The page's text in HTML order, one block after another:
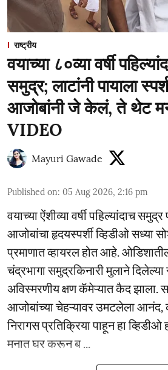
राष्ट्रीय
वयाच्या ८०व्या वर्षी
समुद्र; लाटांनी पायाला
आजोबांनी जे केलं, ते थेट
VIDEO
Mayuri Gawade
Published on: 05 Aug 2026, 2:16 pm
वयाच्या ऐंशीव्या वर्षी पहिल्यांदाच समुद्र
आजोबांचा हृदयस्पर्शी व्हिडीओ सध्या
प्रमाणात व्हायरल होत आहे.
चंद्रभागा समुद्रकिनारी मुलाने
अविस्मरणीय क्षण कॅमेऱ्यात कैद झाला.
आजोबांच्या चेहऱ्यावर उमटलेला आनंद,
निरागस प्रतिक्रिया पाहून हा व्हिडीओ
मनात घर करून ब ...